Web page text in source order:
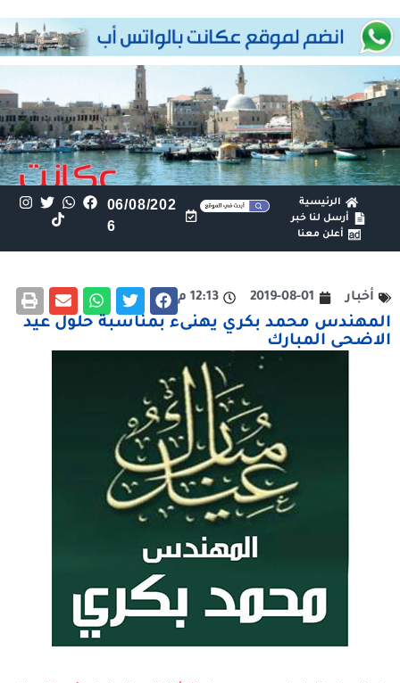
الرئيسية
أرسل لنا خبر
أعلن معنا
06/08/202
6
أخبار 2019-08-01 12:13 م
المهندس محمد بكري يهنىء بمناسبة حلول عيد
الاضحى المبارك